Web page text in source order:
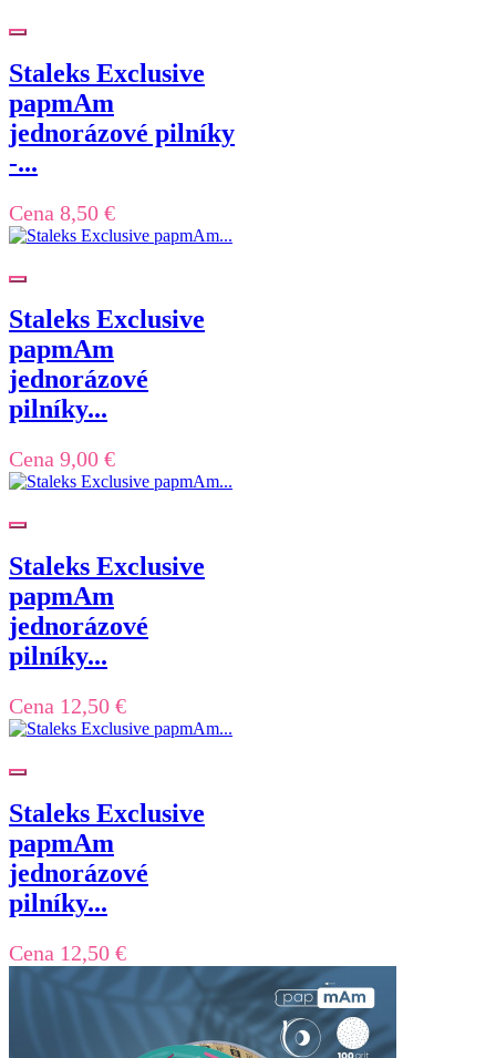
Staleks Exclusive
papmAm
jednorázové pilníky
-...
Cena 8,50 €
Staleks Exclusive
papmAm
jednorázové
pilníky...
Cena 9,00 €
Staleks Exclusive
papmAm
jednorázové
pilníky...
Cena 12,50 €
Staleks Exclusive
papmAm
jednorázové
pilníky...
Cena 12,50 €